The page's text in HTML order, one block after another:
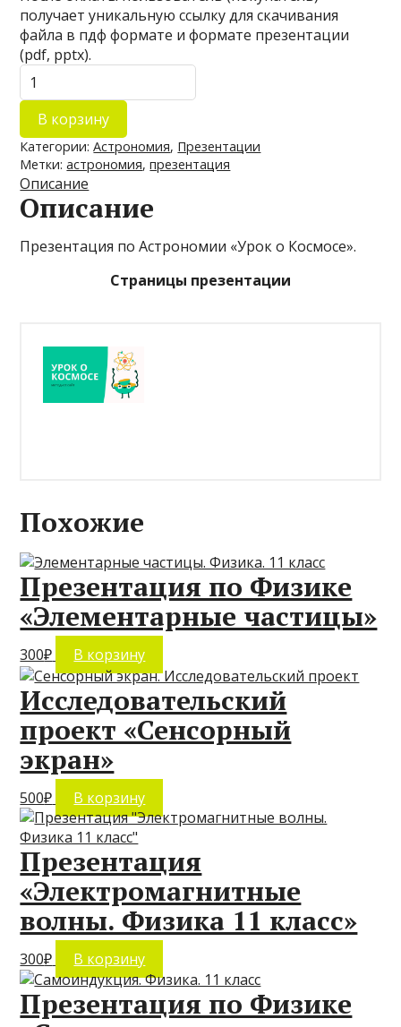
получает уникальную ссылку для скачивания
файла в пдф формате и формате презентации
(pdf, pptx).
Количество
товара
Презентация
по
Астрономии
"Урок
о
Космосе"
В корзину
Категории:Астрономия, Презентации
Метки:астрономия,презентация
Описание
Описание
Презентация по Астрономии «Урок о Космосе».
Страницы презентации
Похожие
Презентация по Физике
«Элементарные частицы»
300₽ В корзину
Исследовательский
проект «Сенсорный
экран»
500₽ В корзину
Презентация
«Электромагнитные
волны. Физика 11 класс»
300₽ В корзину
Презентация по Физике